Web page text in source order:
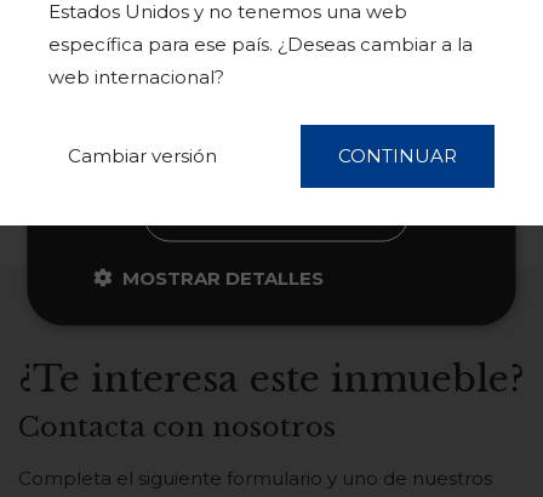
Estados Unidos y no tenemos una web
específica para ese país. ¿Deseas cambiar a la
web internacional?
Cambiar versión CONTINUAR
¿Te interesa este inmueble?
Contacta con nosotros
Completa el siguiente formulario y uno de nuestros
todas las cookies de acuerdo con
nuestra Política de cookies.Más
información
ACEPTAR TODO
MOSTRAR DETALLES